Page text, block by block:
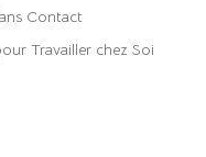
Contact
Travailler chez Soi